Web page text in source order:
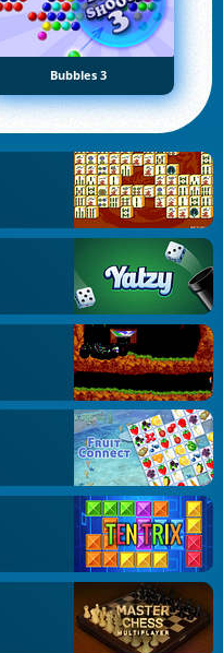
Bubbles 3